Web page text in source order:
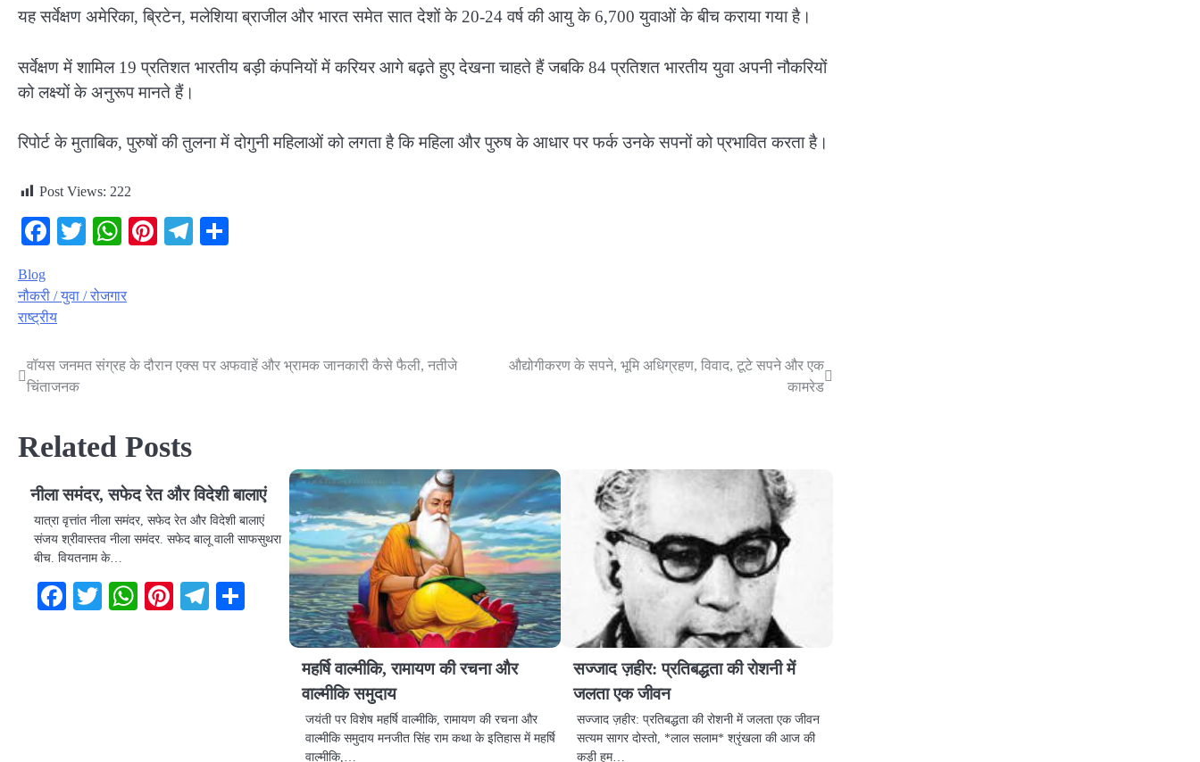
यह सर्वेक्षण अमेरिका, ब्रिटेन, मलेशिया ब्राजील और भारत समेत सात देशों के 20-24 वर्ष की आयु के 6,700 युवाओं के बीच कराया गया है।
सर्वेक्षण में शामिल 19 प्रतिशत भारतीय बड़ी कंपनियों में करियर आगे बढ़ते हुए देखना चाहते हैं जबकि 84 प्रतिशत भारतीय युवा अपनी नौकरियों
को लक्ष्यों के अनुरूप मानते हैं।
रिपोर्ट के मुताबिक, पुरुषों की तुलना में दोगुनी महिलाओं को लगता है कि महिला और पुरुष के आधार पर फर्क उनके सपनों को प्रभावित करता है।
Post Views: 222
Facebook
TwitterWhatsApp
PinterestTelegram
Blog
नौकरी / युवा / रोजगार
राष्ट्रीय
Post
वॉयस जनमत संग्रह के दौरान एक्स पर अफवाहें और भ्रामक जानकारी कैसे फैली, नतीजे
चिंताजनक
औद्योगीकरण के सपने, भूमि अधिग्रहण, विवाद, टूटे सपने और एक
कामरेड
Related Posts
नीला समंदर, सफेद रेत और विदेशी बालाएं
यात्रा वृत्तांत नीला समंदर, सफेद रेत और विदेशी बालाएं
संजय श्रीवास्तव नीला समंदर. सफेद बालू वाली साफसुथरा
बीच. वियतनाम के…
Facebook
TwitterWhatsApp
PinterestTelegram
Share
महर्षि वाल्मीकि, रामायण की रचना और
वाल्मीकि समुदाय
जयंती पर विशेष महर्षि वाल्मीकि, रामायण की रचना और
वाल्मीकि समुदाय मनजीत सिंह राम कथा के इतिहास में महर्षि
वाल्मीकि,…
सज्जाद ज़हीर: प्रतिबद्धता की रोशनी में
जलता एक जीवन
सज्जाद ज़हीर: प्रतिबद्धता की रोशनी में जलता एक जीवन
सत्यम सागर दोस्तो, *लाल सलाम* श्रृंखला की आज की
कड़ी हम…